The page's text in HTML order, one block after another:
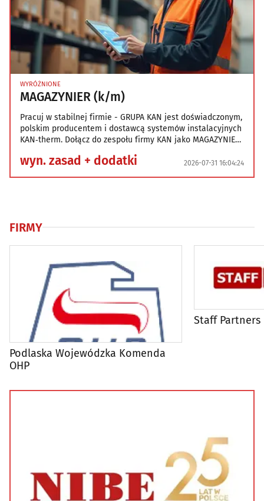
WYRÓŻNIONE
MAGAZYNIER (k/m)
Pracuj w stabilnej firmie - GRUPA KAN jest doświadczonym,
polskim producentem i dostawcą systemów instalacyjnych
KAN‑therm. Dołącz do zespołu firmy KAN jako MAGAZYNIER
Dojlidy) Zakres obowiązków na stanowisku: -
wyn. zasad + dodatki 2026-07-31 16:04:24
FIRMY
Podlaska Wojewódzka Komenda
OHP
Staff Partners